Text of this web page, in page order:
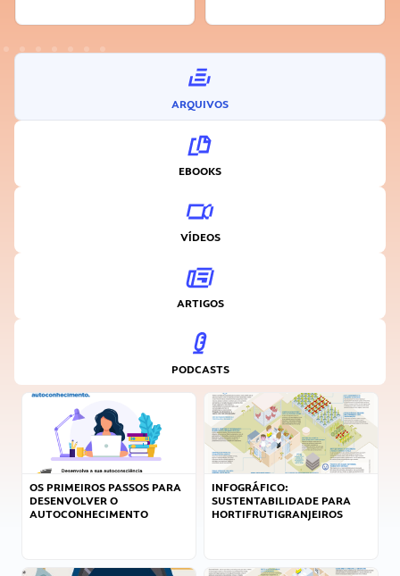
ARQUIVOS
EBOOKS
VÍDEOS
ARTIGOS
PODCASTS
OS PRIMEIROS PASSOS PARA
DESENVOLVER O
AUTOCONHECIMENTO
INFOGRÁFICO:
SUSTENTABILIDADE PARA
HORTIFRUTIGRANJEIROS